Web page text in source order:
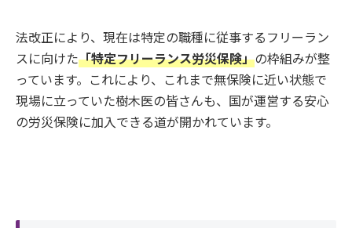
法改正により、現在は特定の職種に従事するフリーラン
スに向けた「特定フリーランス労災保険」の枠組みが整
っています。これにより、これまで無保険に近い状態で
現場に立っていた樹木医の皆さんも、国が運営する安心
の労災保険に加入できる道が開かれています。